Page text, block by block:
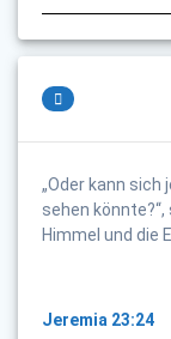
„Oder kann
sehen
Himmel und die
Jeremia 23:24